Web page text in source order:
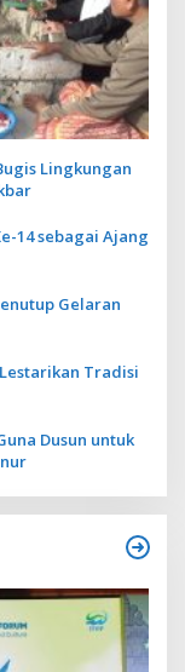
Lingkungan
14 sebagai Ajang
Gelaran
Tradisi
Dusun untuk